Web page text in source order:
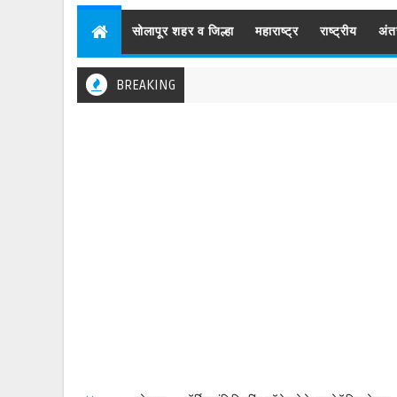
सोलापूर शहर व जिल्हा महाराष्ट्र राष्ट्रीय
BREAKING